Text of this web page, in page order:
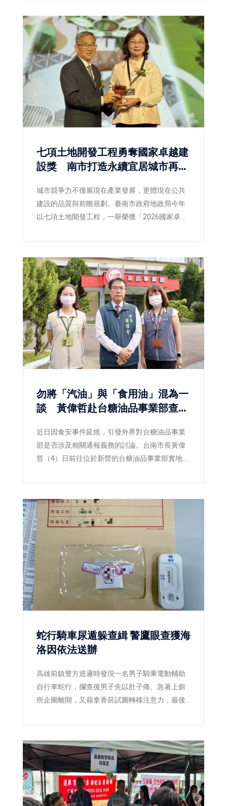
七項土地開發工程勇奪國家卓越建
設獎 南市打造永續宜居城市再獲
城市競爭力不僅展現在產業發展，更體現在公共
建設的品質與前瞻規劃。臺南市政府地政局今年
以七項土地開發工程，一舉榮獲「2026國家卓越
不僅展現臺南在土地開發、都市設計與工程品質
上的卓越成果，也反映市府持續推動宜居城市、
韌性城市與永續發展的具體成效。
勿將「汽油」與「食用油」混為一
談 黃偉哲赴台糖油品事業部查
近日因食安事件延燒，引發外界對台糖油品事業
部是否涉及相關通報義務的討論。台南市長黃偉
哲（4）日前往位於新營的台糖油品事業部實地訪
常食用油品並無關聯，現場也再次釐清「此油非
彼油」，避免錯誤資訊持續擴散。
蛇行騎車尿遁躲查緝 警鷹眼查獲海
洛因依法送辦
高雄前鎮警方巡邏時發現一名男子騎乘電動輔助
自行車蛇行，攔查後男子先以肚子痛、急著上廁
所企圖離開，又藉拿香菸試圖轉移注意力，最後